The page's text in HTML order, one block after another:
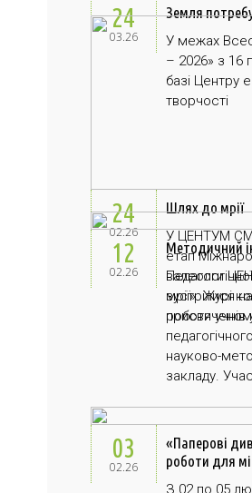
24
03.26
Земля
У межах
– 2026» з 16
базі Центру
творчості
24
02.26
Шлях до мрії
У ЦЕНТУМ
етап
мрії». Журі
роботи учнів
12
02.26
Методичний
Педагоги
зустрілися
науково-
закладу.
03
02.26
«Паперові
роботи для
З 02 по 05